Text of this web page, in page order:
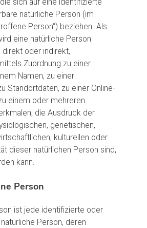
sich auf eine identifizierte
natürliche Person (im
Person“) beziehen. Als
eine natürliche Person
direkt oder indirekt,
Zuordnung zu einer
Namen, zu einer
Standortdaten, zu einer Online-
einem oder mehreren
die Ausdruck der
genetischen,
kulturellen oder
dieser natürlichen Person sind,
kann.
Person
ist jede identifizierte oder
Person, deren